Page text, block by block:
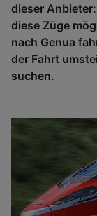
dieser
diese Züge
nach Genua
der Fahrt
suchen.